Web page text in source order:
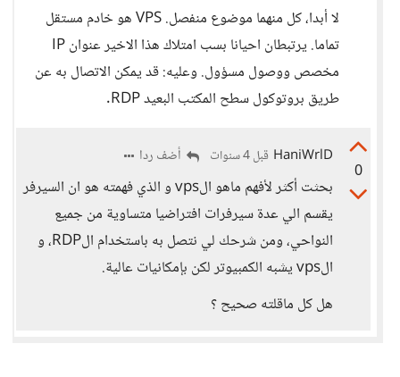
لا أبدا، كل منهما موضوع منفصل. VPS هو خادم مستقل
تماما. يرتبطان احيانا بسب امتلاك هذا الاخير عنوان IP
مخصص ووصول مسؤول. وعليه: قد يمكن الاتصال به عن
طريق بروتوكول سطح المكتب البعيد RDP.
0
HaniWrlD قبل 4 سنوات أضف ردا
بحثت أكثر لأفهم ماهو الvps و الذي فهمته هو ان السيرفر
يقسم الي عدة سيرفرات افتراضيا متساوية من جميع
النواحي، ومن شرحك لي نتصل به باستخدام الRDP، و
الvps يشبه الكمبيوتر لكن بإمكانيات عالية.
هل كل ماقلته صحيح ؟